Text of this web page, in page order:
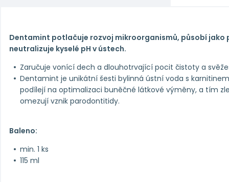
Dentamint potlačuje rozvoj mikroorganismů, působí jako
neutralizuje kyselé pH v ústech.
Zaručuje vonící dech a dlouhotrvající pocit čistoty a
Dentamint je unikátní šesti bylinná ústní voda s
podílejí na optimalizaci buněčné látkové výměny, a tím
omezují vznik parodontitidy.
Baleno:
min. 1 ks
115 ml